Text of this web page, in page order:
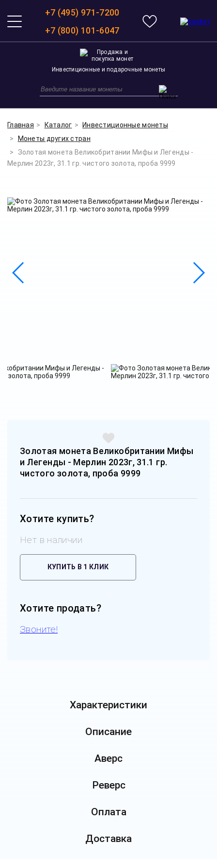
+7 (495) 971-7200
+7 (800) 101-6047
Инвестиционные и подарочные монеты
Главная Каталог
Инвестиционные монеты
Монеты других стран
Золотая монета Великобритании Мифы и Легенды -
Мерлин 2023г, 31.1 гр. чистого золота, проба 9999
Золотая монета Великобритании Мифы
и Легенды - Мерлин 2023г, 31.1 гр.
чистого золота, проба 9999
Хотите купить?
Нет в наличии
КУПИТЬ В 1 КЛИК
Хотите продать?
Звоните!
Характеристики
Описание
Аверс
Реверс
Оплата
Доставка